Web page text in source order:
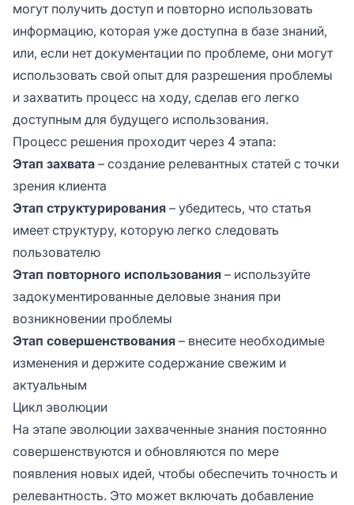
могут получить доступ и повторно использовать
информацию, которая уже доступна в базе знаний,
или, если нет документации по проблеме, они могут
использовать свой опыт для разрешения проблемы
и захватить процесс на ходу, сделав его легко
доступным для будущего использования.
Процесс решения проходит через 4 этапа:
Этап захвата – создание релевантных статей с точки
зрения клиента
Этап структурирования – убедитесь, что статья
имеет структуру, которую легко следовать
пользователю
Этап повторного использования – используйте
задокументированные деловые знания при
возникновении проблемы
Этап совершенствования – внесите необходимые
изменения и держите содержание свежим и
актуальным
Цикл эволюции
На этапе эволюции захваченные знания постоянно
совершенствуются и обновляются по мере
появления новых идей, чтобы обеспечить точность и
релевантность. Это может включать добавление